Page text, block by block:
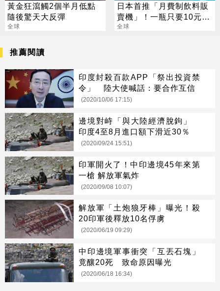
黃金狂瀉觸2個半月低點
隨後驚天大反彈
全球
日本首推「月費制飲料販
賣機」！一瓶只要10元超
便宜
全球
推薦閱讀
印度封殺百款APP「祭出投資禁
令」 陸大使喊話：要合作互信
(2020/10/06 17:15)
邊境對峙「與大陸經濟脫鉤」
印度4至8月進口額下滑近30％
(2020/09/24 15:51)
印軍開火了！中印邊境45年來第
一槍 解放軍氣炸
(2020/09/08 10:07)
解放軍「土炮狼牙棒」曝光！殺
20印軍後釋放10名俘虜
(2020/06/19 09:29)
中印邊境軍事衝突「互丟石塊」
竟釀20死 致命原因曝光
(2020/06/18 16:34)